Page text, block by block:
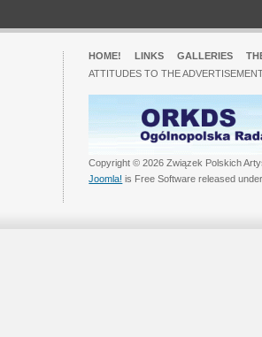
HOME! LINKS GALLERIES
ATTITUDES TO THE
Copyright © 2026 Związek Polskich
Joomla! is Free Software released